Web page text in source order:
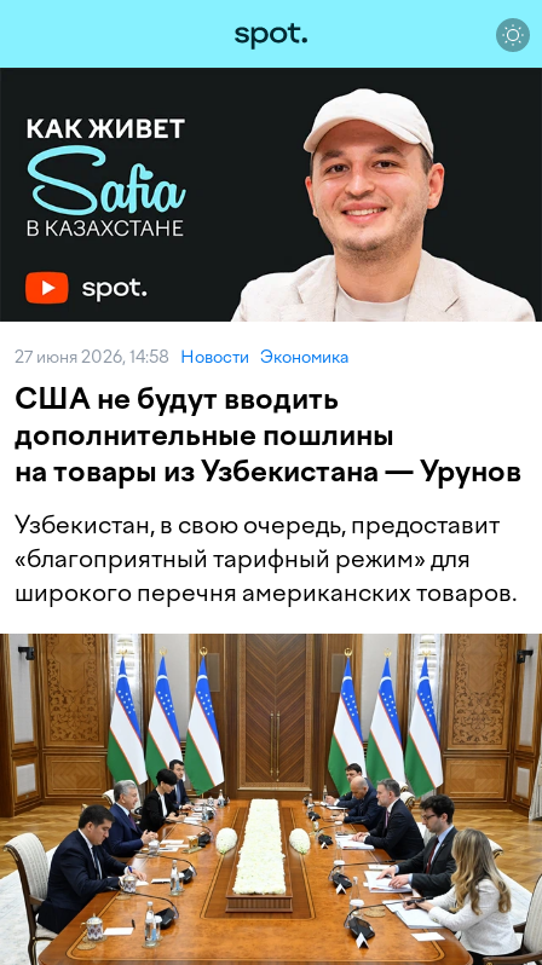
27 июня 2026, 14:58 Новости Экономика
США не будут вводить
дополнительные пошлины
на товары из Узбекистана — Урунов
Узбекистан, в свою очередь, предоставит
«благоприятный тарифный режим» для
широкого перечня американских товаров.